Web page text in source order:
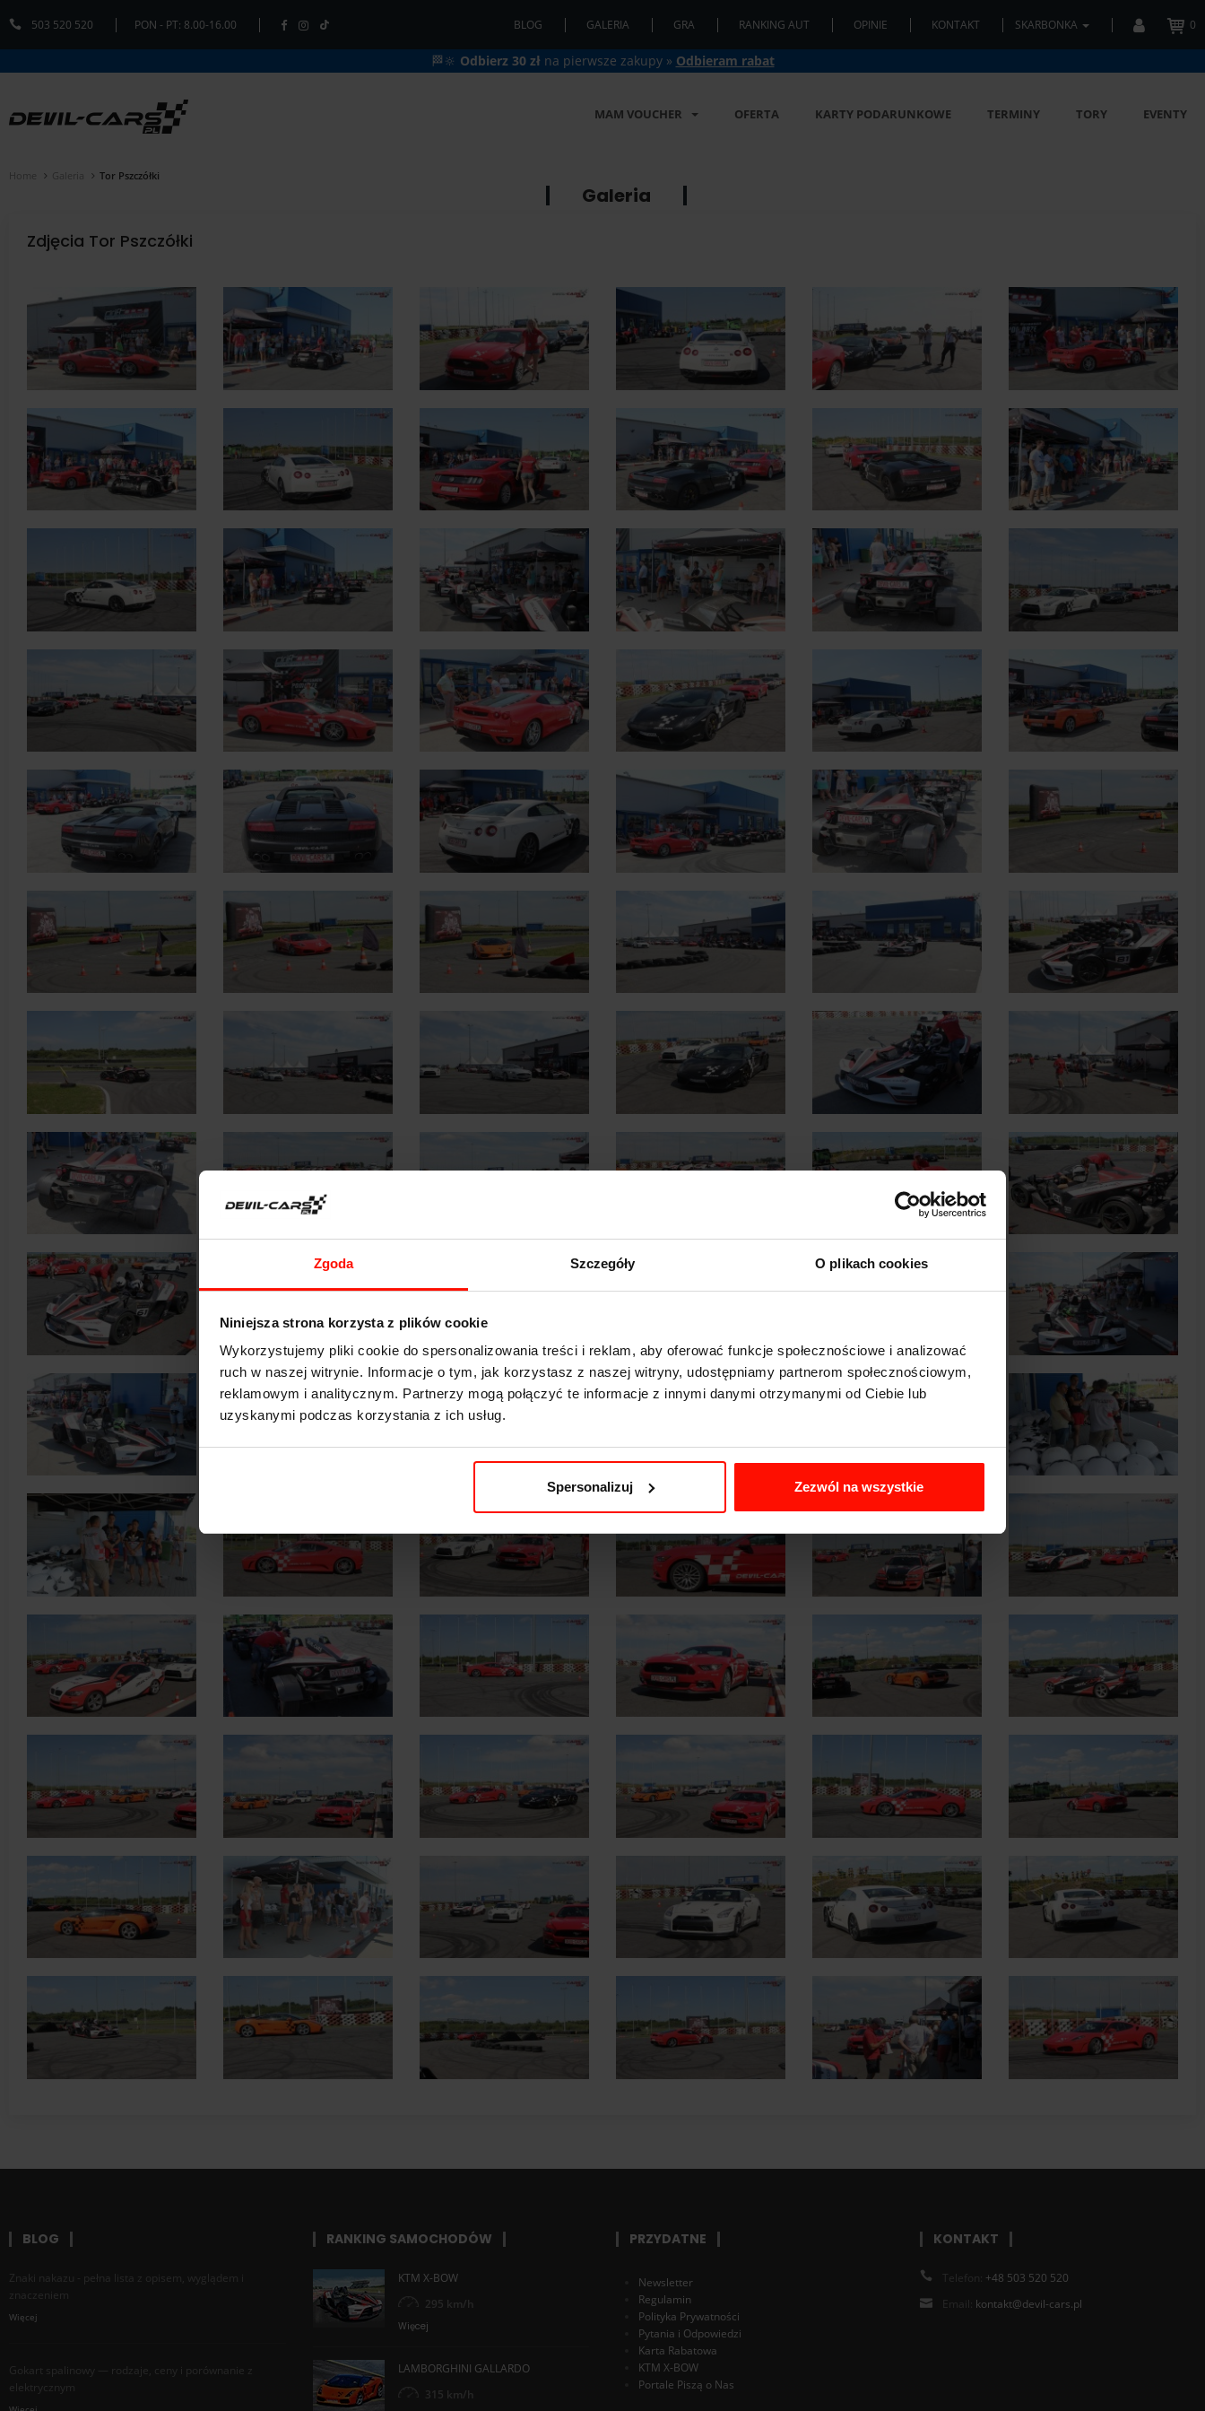
Zgoda Szczegóły O plikach cookies
Niniejsza strona korzysta z plików cookie
Wykorzystujemy pliki cookie do spersonalizowania treści i reklam, aby oferować funkcje społecznościowe i analizować
ruch w naszej witrynie. Informacje o tym, jak korzystasz z naszej witryny, udostępniamy partnerom społecznościowym,
reklamowym i analitycznym. Partnerzy mogą połączyć te informacje z innymi danymi otrzymanymi od Ciebie lub
uzyskanymi podczas korzystania z ich usług.
Spersonalizuj Zezwól na wszystkie
503 520 520 PON - PT: 8.00-16.00 BLOG GALERIA GRA RANKING AUT OPINIE KONTAKT SKARBONKA 0
🏁🔆 Odbierz 30 zł na pierwsze zakupy » Odbieram rabat
MAM VOUCHER OFERTA KARTY PODARUNKOWE TERMINY TORY EVENTY
Home Galeria Tor Pszczółki
Galeria
Zdjęcia Tor Pszczółki
BLOG
Znaki nakazu - pełna lista z opisem, wyglądem i
znaczeniem
Więcej
Gokart spalinowy — rodzaje, ceny i porównanie z
elektrycznym
RANKING SAMOCHODÓW
KTM X-BOW
295 km/h
Więcej
LAMBORGHINI GALLARDO
315 km/h
PRZYDATNE
Newsletter
Regulamin
Polityka Prywatności
Pytania i Odpowiedzi
Karta Rabatowa
KTM X-BOW
Portale Piszą o Nas
KONTAKT
Telefon: +48 503 520 520
Email: kontakt@devil-cars.pl